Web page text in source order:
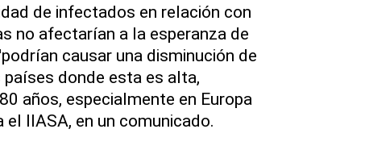
de infectados en relación con
no afectarían a la esperanza de
causar una disminución de
países donde esta es alta,
años, especialmente en Europa
IIASA, en un comunicado.